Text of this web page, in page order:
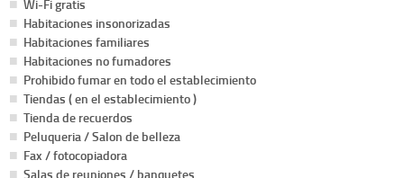
Wi-Fi gratis
Habitaciones insonorizadas
Habitaciones familiares
Habitaciones no fumadores
Prohibido fumar en todo el establecimiento
Tiendas ( en el establecimiento )
Tienda de recuerdos
Peluqueria / Salon de belleza
Fax / fotocopiadora
Salas de reuniones / banquetes